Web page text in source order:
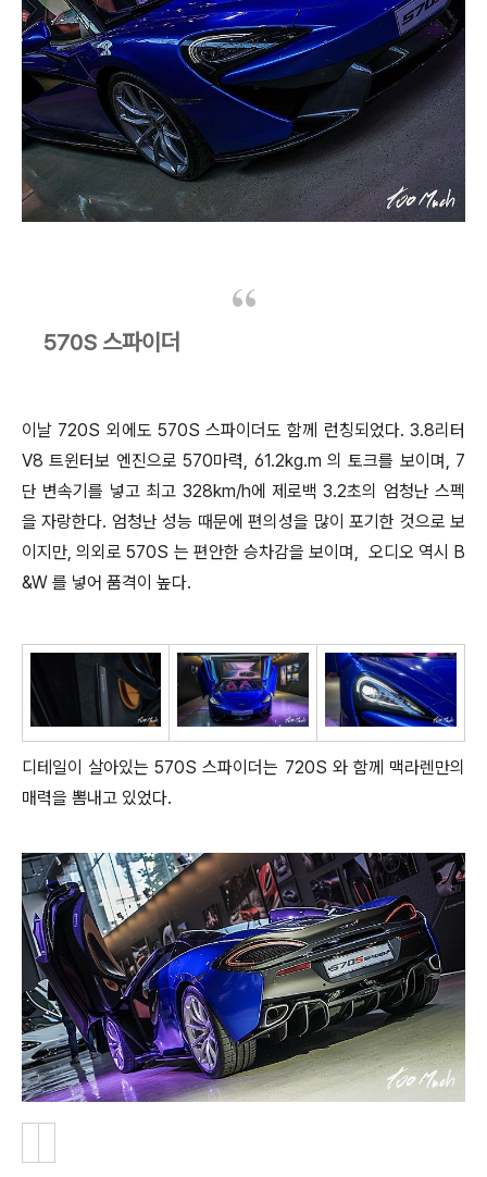
570S 스파이더
이날 720S 외에도 570S 스파이더도 함께 런칭되었다. 3.8리터
V8 트윈터보 엔진으로 570마력, 61.2kg.m 의 토크를 보이며, 7
단 변속기를 넣고 최고 328km/h에 제로백 3.2초의 엄청난 스펙
을 자랑한다. 엄청난 성능 때문에 편의성을 많이 포기한 것으로 보
이지만, 의외로 570S 는 편안한 승차감을 보이며, 오디오 역시 B
&W 를 넣어 품격이 높다.
디테일이 살아있는 570S 스파이더는 720S 와 함께 맥라렌만의
매력을 뽐내고 있었다.